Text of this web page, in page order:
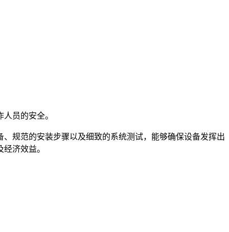
员的安全。
规范的安装步骤以及细致的系统测试，能够确保设备发挥出
济效益。